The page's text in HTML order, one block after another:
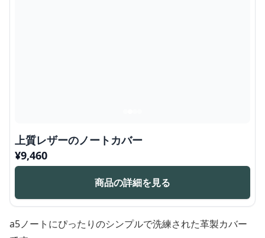
上質レザーのノートカバー
¥9,460
商品の詳細を見る
a5ノートにぴったりのシンプルで洗練された革製カバー